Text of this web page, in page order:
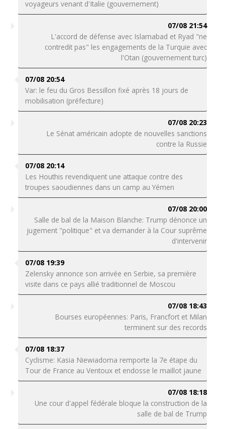
voyageurs venant d'Italie (gouvernement)
07/08 21:54
L'accord de défense avec Islamabad et Ryad "ne
contredit pas" les engagements de la Turquie avec
l'Otan (gouvernement turc)
07/08 20:54
Var: le feu du Gros Bessillon fixé après 18 jours de
mobilisation (préfecture)
07/08 20:23
Le Sénat américain adopte de nouvelles sanctions
contre la Russie
07/08 20:14
Les Houthis revendiquent une attaque contre des
troupes saoudiennes dans un camp au Yémen
07/08 20:00
Salle de bal de la Maison Blanche: Trump dénonce un
jugement "politique" et va demander à la Cour suprême
d'intervenir
07/08 19:39
Zelensky annonce son arrivée en Serbie, sa première
visite dans ce pays allié traditionnel de Moscou
07/08 18:43
Bourses européennes: Paris, Francfort et Milan
terminent sur des records
07/08 18:37
Cyclisme: Kasia Niewiadoma remporte la 7e étape du
Tour de France au Ventoux et endosse le maillot jaune
07/08 18:18
Une cour d'appel fédérale bloque la construction de la
salle de bal de Trump